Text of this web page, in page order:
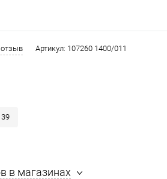
Артикул: 107260 1400/011
39
в магазинах